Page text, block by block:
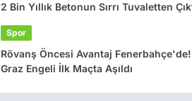
2 Bin Yıllık Betonun Sırrı Tuvaletten
Spor
Rövanş Öncesi Avantaj
Graz Engeli İlk Maçta Aşıldı